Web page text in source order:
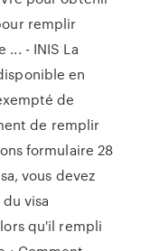
remplir
- INIS La
en
de
de remplir
formulaire 28
vous devez
visa
qu'il rempli